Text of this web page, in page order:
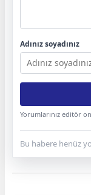
Adınız soyadınız
Yorumlarınız editör
Bu habere henüz